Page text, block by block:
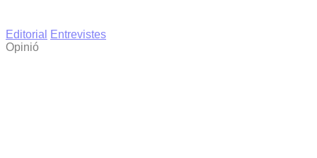
Editorial
Entrevistes
Opinió